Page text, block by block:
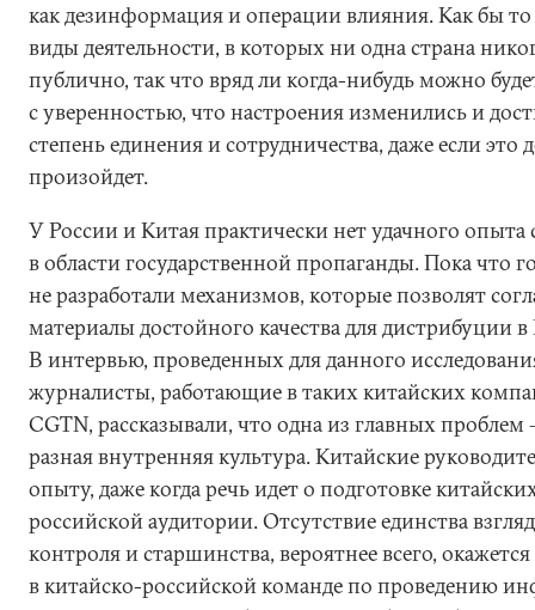
как дезинформация и операции влияния. Как бы то
виды деятельности, в которых ни одна страна
публично, так что вряд ли когда-нибудь можно
с уверенностью, что настроения изменились и
степень единения и сотрудничества, даже если это
произойдет.
У России и Китая практически нет удачного
в области государственной пропаганды. Пока что
не разработали механизмов, которые позволят
материалы достойного качества для дистрибуции
В интервью, проведенных для данного
журналисты, работающие в таких китайских
CGTN, рассказывали, что одна из главных
разная внутренняя культура. Китайские
опыту, даже когда речь идет о подготовке
российской аудитории. Отсутствие единства
контроля и старшинства, вероятнее всего,
в китайско-российской команде по проведению